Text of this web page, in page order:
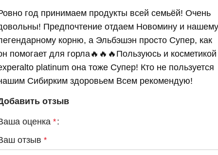
год принимаем продукты всей семьёй! Очень
Предпочтение отдаем Новомину и нашему
корню, а Эльбэшэн просто Супер, как
помогает для горла🔥🔥🔥Пользуюсь и косметикой
platinum она тоже Супер! Кто не пользуется
Сибирким здоровьем Всем рекомендую!
отзыв
оценка *
отзыв *